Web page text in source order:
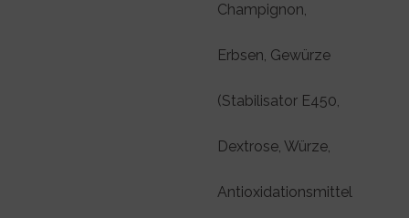
Champignon,
Erbsen, Gewürze
(Stabilisator E450,
Dextrose, Würze,
Antioxidationsmittel